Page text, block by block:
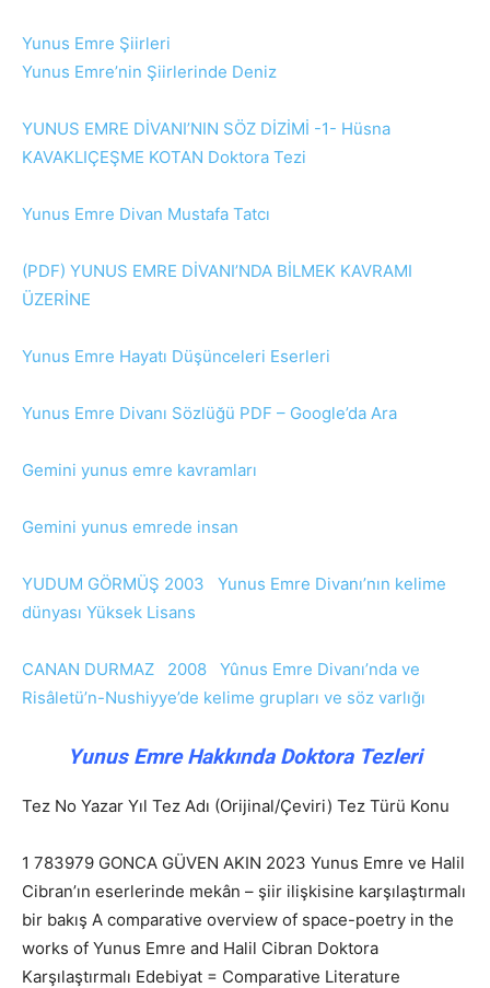
Yunus Emre Şiirleri
Yunus Emre’nin Şiirlerinde Deniz
YUNUS EMRE DİVANI’NIN SÖZ DİZİMİ -1- Hüsna
KAVAKLIÇEŞME KOTAN Doktora Tezi
Yunus Emre Divan Mustafa Tatcı
(PDF) YUNUS EMRE DİVANI’NDA BİLMEK KAVRAMI
ÜZERİNE
Yunus Emre Hayatı Düşünceleri Eserleri
Yunus Emre Divanı Sözlüğü PDF – Google’da Ara
Gemini yunus emre kavramları
Gemini yunus emrede insan
YUDUM GÖRMÜŞ 2003 Yunus Emre Divanı’nın kelime
dünyası Yüksek Lisans
CANAN DURMAZ 2008 Yûnus Emre Divanı’nda ve
Risâletü’n-Nushiyye’de kelime grupları ve söz varlığı
Yunus Emre Hakkında Doktora Tezleri
Tez No Yazar Yıl Tez Adı (Orijinal/Çeviri) Tez Türü Konu
1 783979 GONCA GÜVEN AKIN 2023 Yunus Emre ve Halil
Cibran’ın eserlerinde mekân – şiir ilişkisine karşılaştırmalı
bir bakış A comparative overview of space-poetry in the
works of Yunus Emre and Halil Cibran Doktora
Karşılaştırmalı Edebiyat = Comparative Literature